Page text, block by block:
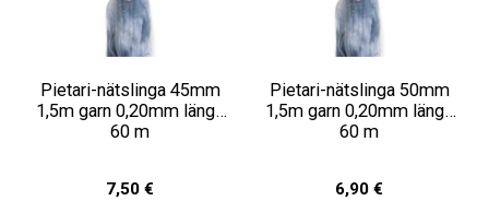
Pietari-nätslinga 45mm
1,5m garn 0,20mm längd
60 m
7,50 €
Pietari-nätslinga 50mm
1,5m garn 0,20mm längd
60 m
6,90 €